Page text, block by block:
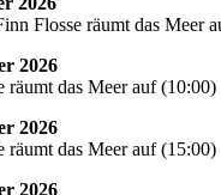
Flosse räumt das Meer
2026
räumt das Meer auf(10:00)
2026
räumt das Meer auf(15:00)
2026